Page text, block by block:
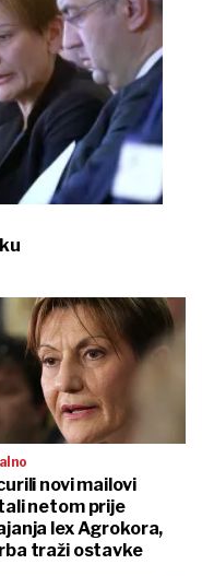
novi mailovi
netom prije
lex Agrokora,
traži ostavke